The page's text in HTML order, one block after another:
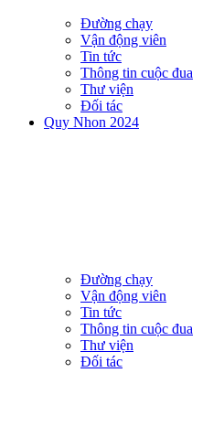
Đường chạy
Vận động viên
Tin tức
Thông tin cuộc đua
Thư viện
Đối tác
Quy Nhon 2024
Đường chạy
Vận động viên
Tin tức
Thông tin cuộc đua
Thư viện
Đối tác